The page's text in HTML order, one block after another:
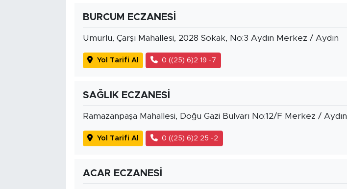
BURCUM ECZANESİ
Umurlu, Çarşı Mahallesi, 2028 Sokak, No:3 Aydın Merkez / Aydın
Yol Tarifi Al 0 ((25) 6)2 19 -7
SAĞLIK ECZANESİ
Ramazanpaşa Mahallesi, Doğu Gazi Bulvarı No:12/F Merkez / Aydın
Yol Tarifi Al 0 ((25) 6)2 25 -2
ACAR ECZANESİ